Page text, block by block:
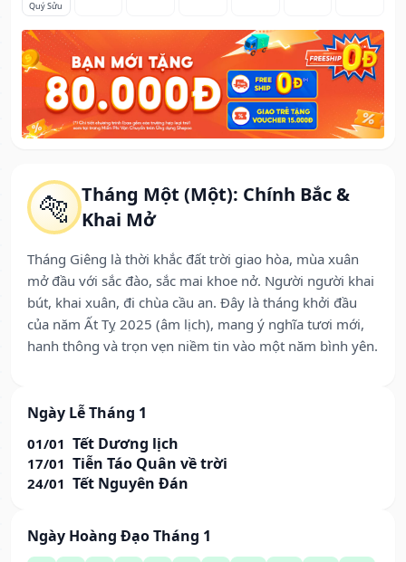
🐅 Tháng Một (Một): Chính Bắc &
Khai Mở
Tháng Giêng là thời khắc đất trời giao hòa, mùa xuân
mở đầu với sắc đào, sắc mai khoe nở. Người người khai
bút, khai xuân, đi chùa cầu an. Đây là tháng khởi đầu
của năm Ất Tỵ 2025 (âm lịch), mang ý nghĩa tươi mới,
hanh thông và trọn vẹn niềm tin vào một năm bình yên.
Ngày Lễ Tháng 1
01/01 Tết Dương lịch
17/01 Tiễn Táo Quân về trời
24/01 Tết Nguyên Đán
Ngày Hoàng Đạo Tháng 1
Quý Sửu